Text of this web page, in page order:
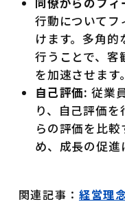
行動についてフ
けます。多角
行うことで、客
を加速させます。
自己評価: 従業
り、自己評価
らの評価を比
め、成長の促進
関連記事： 経営理